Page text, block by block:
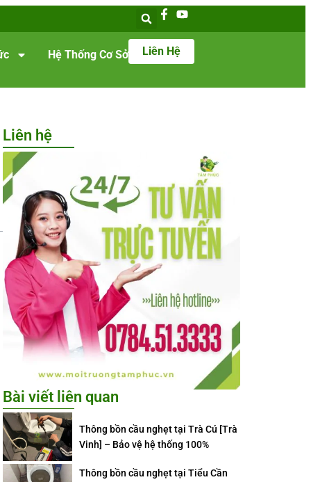
Hệ Thống Cơ Sở Liên Hệ
Liên hệ
Bài viết liên quan
Thông bồn cầu nghẹt tại Trà Cú [Trà
Vinh] – Bảo vệ hệ thống 100%
Thông bồn cầu nghẹt tại Tiểu Cần